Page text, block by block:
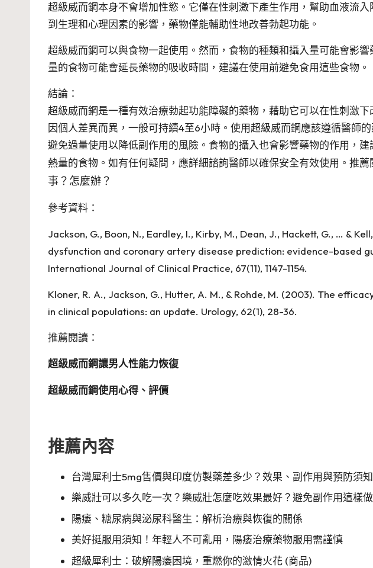
超級威而鋼本身不會增加性慾。它僅在性刺激下產生作用，幫助血液流
到生理和心理因素的影響，藥物僅能輔助性地改善勃起功能。
超級威而鋼可以與食物一起使用。然而，食物的種類和攝入量可能會影
量的食物可能會延長藥物的吸收時間，建議在使用前避免食用這些食物。
結論：
超級威而鋼是一種有效治療勃起功能障礙的藥物，藉助它可以在性刺激
因個人差異而異，一般可持續4至6小時。使用超級威而鋼應該遵循醫師
避免過量使用以降低副作用的風險。食物的攝入也會影響藥物的作用，
熱量的食物。如有任何疑問，應詳細諮詢醫師以確保安全有效使用。推薦
事？怎麼辦？
參考資料：
Jackson, G., Boon, N., Eardley, I., Kirby, M., Dean, J., Hackett, G., … &
dysfunction and coronary artery disease prediction: evidence-based
International Journal of Clinical Practice, 67(11), 1147-1154.
Kloner, R. A., Jackson, G., Hutter, A. M., & Rohde, M. (2003). The
in clinical populations: an update. Urology, 62(1), 28-36.
推薦閱讀：
超級威而鋼讓男人性能力恢復
超級威而鋼使用心得、評價
推薦內容
台灣犀利士5mg售價與印度仿製藥差多少？效果、副作用與預防須知
樂威壯可以多久吃一次？樂威壯怎麼吃效果最好？避免副作用這樣做
陽痿、糖尿病與泌尿科醫生：解析治療與恢復的關係
美好挺服用須知！年輕人不可亂用，陽痿治療藥物服用需謹慎
超級犀利士：破解陽痿困境，重燃你的激情火花 (商品)